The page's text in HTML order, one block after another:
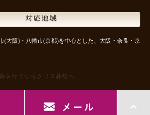
対応地域
(大阪)・八幡市(京都)を中心とした、大阪・奈良・京
を行うならクリス葬祭へ